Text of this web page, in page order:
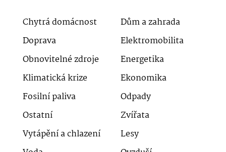
Chytrá domácnost
Dům a zahrada
Doprava
Elektromobilita
Obnovitelné zdroje
Energetika
Klimatická krize
Ekonomika
Fosilní paliva
Odpady
Ostatní
Zvířata
Vytápění a chlazení
Lesy